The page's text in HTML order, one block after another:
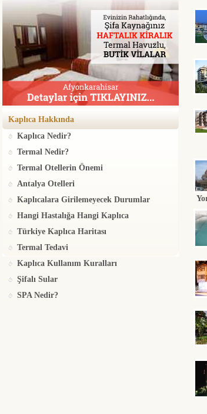
Kaplıca Hakkında
Kaplıca Nedir?
Termal Nedir?
Termal Otellerin Önemi
Antalya Otelleri
Kaplıcalara Girilemeyecek Durumlar
Hangi Hastalığa Hangi Kaplıca
Türkiye Kaplıca Haritası
Termal Tedavi
Kaplıca Kullanım Kuralları
Şifalı Sular
SPA Nedir?